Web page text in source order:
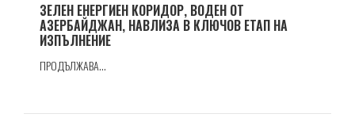
ЗЕЛЕН ЕНЕРГИЕН КОРИДОР, ВОДЕН ОТ
АЗЕРБАЙДЖАН, НАВЛИЗА В КЛЮЧОВ ЕТАП НА
ИЗПЪЛНЕНИЕ
ПРОДЪЛЖАВА...